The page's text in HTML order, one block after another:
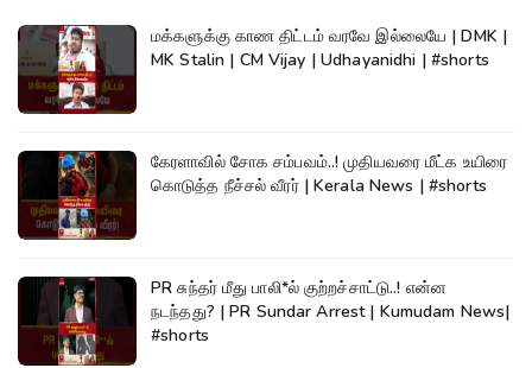
மக்களுக்கு காண திட்டம் வரவே இல்லையே | DMK |
MK Stalin | CM Vijay | Udhayanidhi | #shorts
கேரளாவில் சோக சம்பவம்..! முதியவரை மீட்க உயிரை
கொடுத்த நீச்சல் வீரர் | Kerala News | #shorts
PR சுந்தர் மீது பாலி*ல் குற்றச்சாட்டு..! என்ன
நடந்தது? | PR Sundar Arrest | Kumudam News|
#shorts